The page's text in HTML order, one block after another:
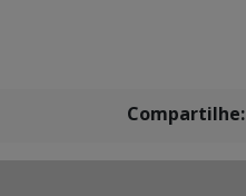
Compartilhe: